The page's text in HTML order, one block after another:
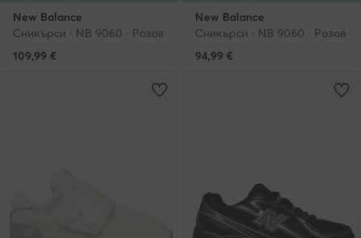
New Balance
Сникърси · NB 9060 · Розов
109,99 €
New Balance
Сникърси · NB 9060 · Розов
94,99 €